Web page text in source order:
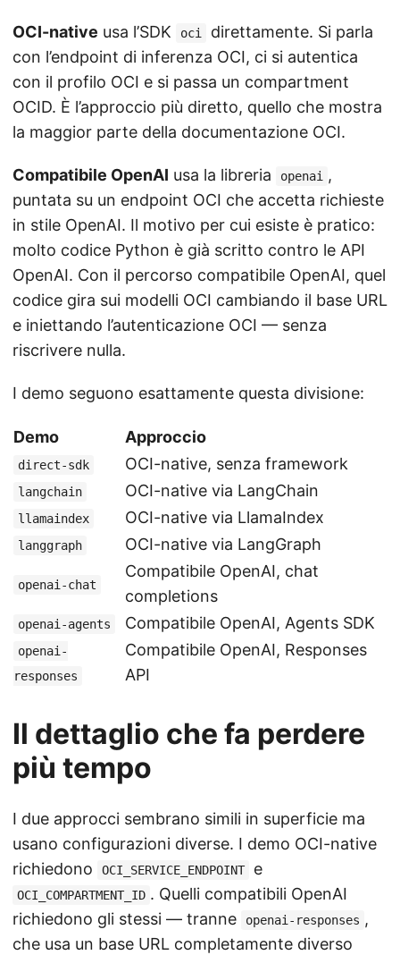
OCI-native usa l’SDK oci
direttamente. Si parla
con l’endpoint di inferenza OCI, ci si autentica
con il profilo OCI e si passa un compartment
OCID. È l’approccio più diretto, quello che mostra
la maggior parte della documentazione OCI.
Compatibile OpenAI usa la libreria openai
,
puntata su un endpoint OCI che accetta richieste
in stile OpenAI. Il motivo per cui esiste è pratico:
molto codice Python è già scritto contro le API
OpenAI. Con il percorso compatibile OpenAI, quel
codice gira sui modelli OCI cambiando il base URL
e iniettando l’autenticazione OCI — senza
riscrivere nulla.
I demo seguono esattamente questa divisione:
Demo Approccio
direct-sdk OCI-native, senza framework
langchain OCI-native via LangChain
llamaindex OCI-native via LlamaIndex
langgraph OCI-native via LangGraph
openai-chat
Compatibile OpenAI, chat
completions
openai-agents Compatibile OpenAI, Agents SDK
openai-
responses
Compatibile OpenAI, Responses
API
Il dettaglio che fa perdere
più tempo
I due approcci sembrano simili in superficie ma
usano configurazioni diverse. I demo OCI-native
richiedono
OCI_SERVICE_ENDPOINT e
OCI_COMPARTMENT_ID . Quelli compatibili OpenAI
richiedono gli stessi — tranne
openai-responses ,
che usa un base URL completamente diverso